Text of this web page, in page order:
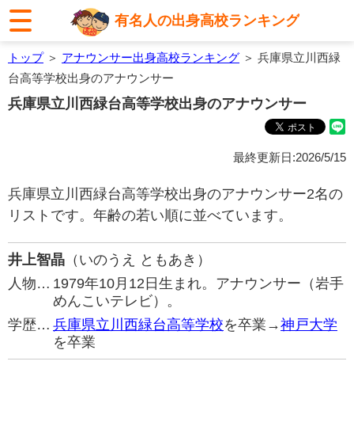
有名人の出身高校ランキング
トップ＞ アナウンサー出身高校ランキング ＞ 兵庫県立川西緑
台高等学校出身のアナウンサー
兵庫県立川西緑台高等学校出身のアナウンサー
最終更新日:2026/5/15
兵庫県立川西緑台高等学校出身のアナウンサー2名の
リストです。年齢の若い順に並べています。
井上智晶 （いのうえ ともあき）
人物… 1979年10月12日生まれ。アナウンサー（岩手
めんこいテレビ）。
学歴… 兵庫県立川西緑台高等学校を卒業→神戸大学
を卒業